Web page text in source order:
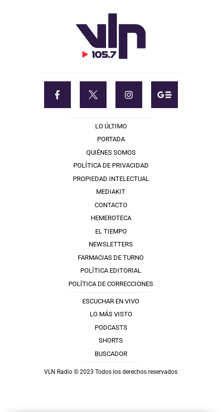
LO ÚLTIMO
PORTADA
QUIÉNES SOMOS
POLÍTICA DE PRIVACIDAD
PROPIEDAD INTELECTUAL
MEDIAKIT
CONTACTO
HEMEROTECA
EL TIEMPO
NEWSLETTERS
FARMACIAS DE TURNO
POLÍTICA EDITORIAL
POLÍTICA DE CORRECCIONES
ESCUCHAR EN VIVO
LO MÁS VISTO
PODCASTS
SHORTS
BUSCADOR
VLN Radio © 2023 Todos los derechos reservados